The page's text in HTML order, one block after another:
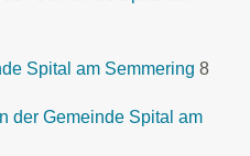
Spital am Semmering 8
der Gemeinde Spital am